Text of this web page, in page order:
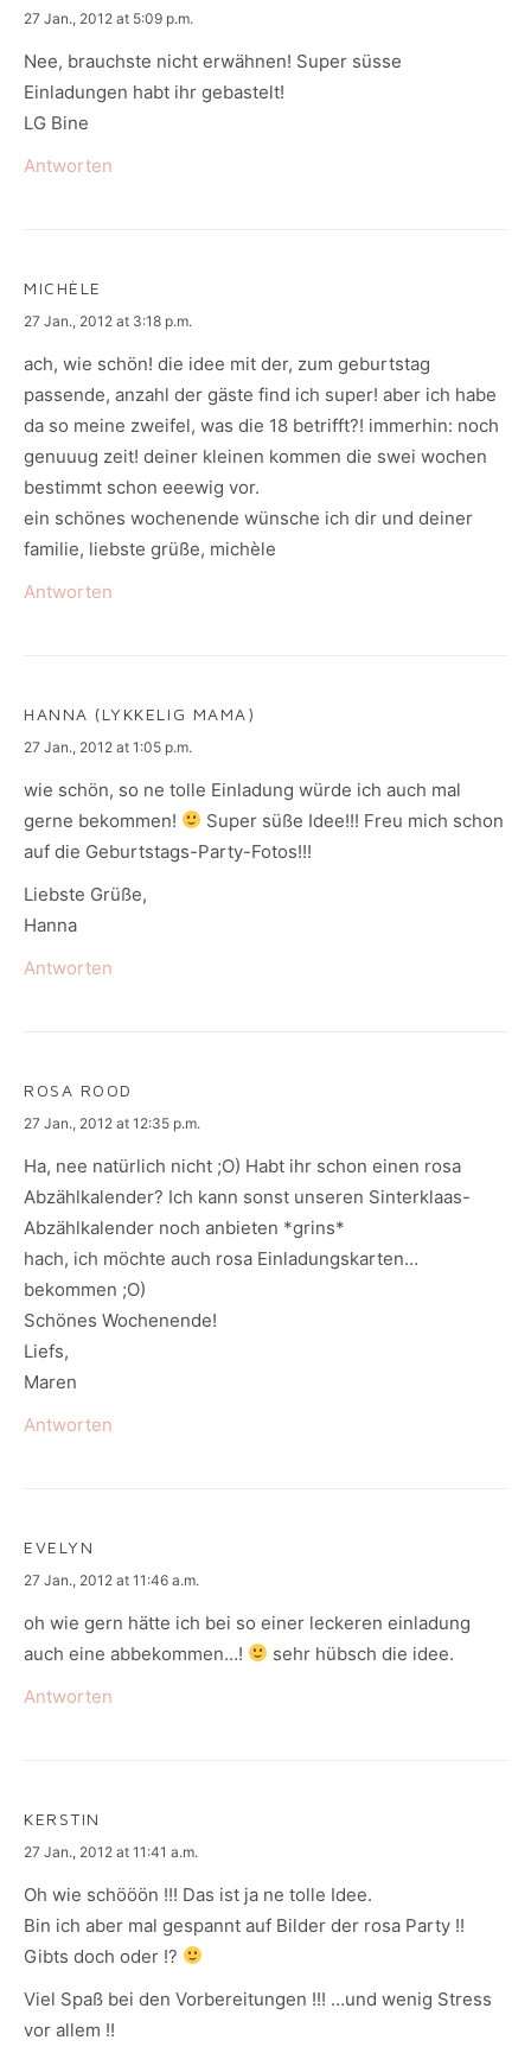
says:
27 Jan., 2012 at 5:09 p.m.
Nee, brauchste nicht erwähnen! Super süsse
Einladungen habt ihr gebastelt!
LG Bine
Antworten
MICHÈLE
says:
27 Jan., 2012 at 3:18 p.m.
ach, wie schön! die idee mit der, zum geburtstag
passende, anzahl der gäste find ich super! aber ich habe
da so meine zweifel, was die 18 betrifft?! immerhin: noch
genuuug zeit! deiner kleinen kommen die swei wochen
bestimmt schon eeewig vor.
ein schönes wochenende wünsche ich dir und deiner
familie, liebste grüße, michèle
Antworten
HANNA (LYKKELIG MAMA)
says:
27 Jan., 2012 at 1:05 p.m.
wie schön, so ne tolle Einladung würde ich auch mal
gerne bekommen!
Super süße Idee!!! Freu mich schon
auf die Geburtstags-Party-Fotos!!!
Liebste Grüße,
Hanna
Antworten
ROSA ROOD
says:
27 Jan., 2012 at 12:35 p.m.
Ha, nee natürlich nicht ;O) Habt ihr schon einen rosa
Abzählkalender? Ich kann sonst unseren Sinterklaas-
Abzählkalender noch anbieten *grins*
hach, ich möchte auch rosa Einladungskarten…
bekommen ;O)
Schönes Wochenende!
Liefs,
Maren
Antworten
EVELYN
says:
27 Jan., 2012 at 11:46 a.m.
oh wie gern hätte ich bei so einer leckeren einladung
auch eine abbekommen…!
sehr hübsch die idee.
Antworten
KERSTIN
says:
27 Jan., 2012 at 11:41 a.m.
Oh wie schööön !!! Das ist ja ne tolle Idee.
Bin ich aber mal gespannt auf Bilder der rosa Party !!
Gibts doch oder !?
Viel Spaß bei den Vorbereitungen !!! …und wenig Stress
vor allem !!